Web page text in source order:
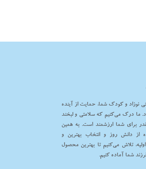
نوزاد و کودک شما، حمایت از آینده
ما درک می‌کنیم که سلامتی و لبخند
برای شما ارزشمند است. به همین
از دانش روز و انتخاب بهترین و
تلاش می‌کنیم تا بهترین محصول
شما آماده کنیم.